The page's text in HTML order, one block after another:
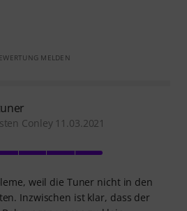
MELDEN
Conley 11.03.2021
weil die Tuner nicht in den
Inzwischen ist klar, dass der